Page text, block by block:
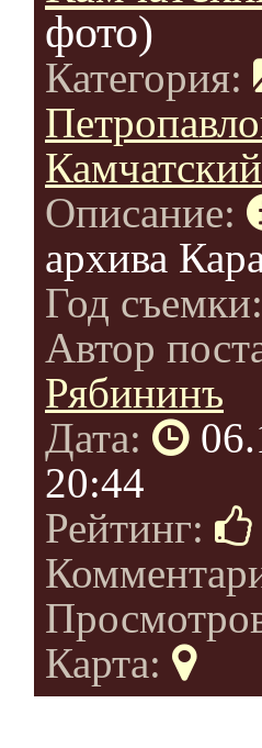
фото)
Категория:
Камчатский
Описание:
архива
Год
Автор
Рябининъ
Дата:
20:44
Рейтинг:
Карта: